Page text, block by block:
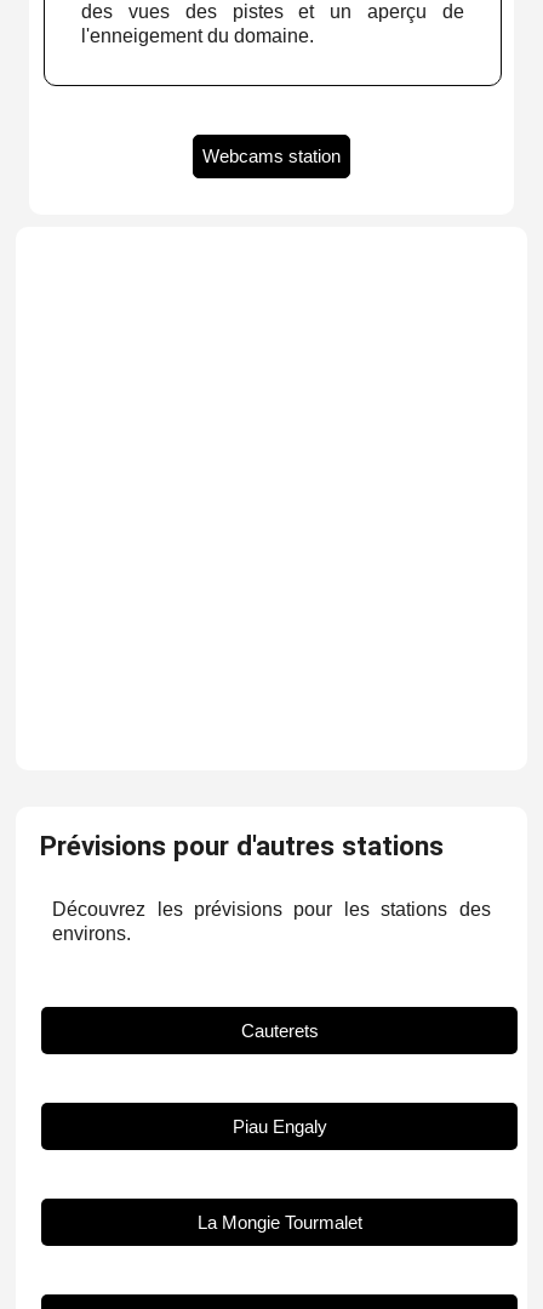
des vues des pistes et un aperçu de
l'enneigement du domaine.
Webcams station
Prévisions pour d'autres stations
Découvrez les prévisions pour les stations des
environs.
Cauterets
Piau Engaly
La Mongie Tourmalet